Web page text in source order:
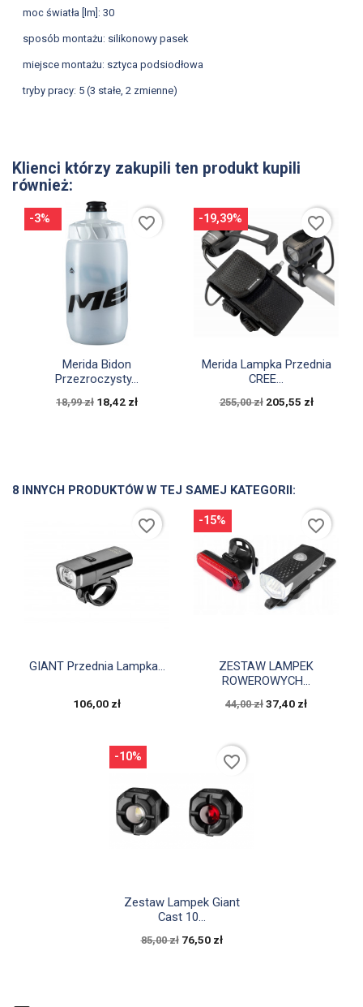
moc światła [lm]: 30
sposób montażu: silikonowy pasek
miejsce montażu: sztyca podsiodłowa
tryby pracy: 5 (3 stałe, 2 zmienne)
Klienci którzy zakupili ten produkt kupili
również:
Szybki podgląd
Merida Bidon
Przezroczysty...
18,99 zł 18,42 zł
-3% favorite_border
Szybki podgląd
Merida Lampka Przednia
CREE...
255,00 zł 205,55 zł
-19,39% favorite_border
8 INNYCH PRODUKTÓW W TEJ SAMEJ KATEGORII:
 Szybki podgląd
GIANT Przednia Lampka...
106,00 zł
favorite_border
Szybki podgląd
ZESTAW LAMPEK
ROWEROWYCH...
44,00 zł 37,40 zł
-15% favorite_border
Szybki podgląd
Zestaw Lampek Giant
Cast 10...
85,00 zł 76,50 zł
-10% favorite_border